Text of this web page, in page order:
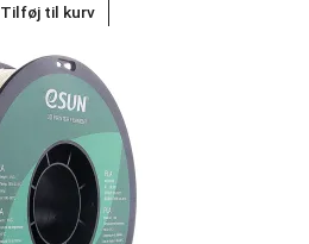
Tilføj til kurv